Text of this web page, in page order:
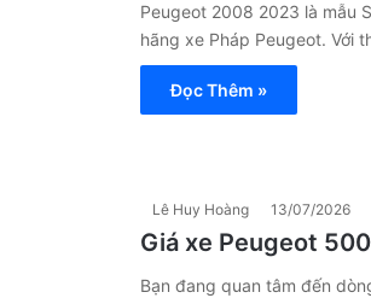
Peugeot 2008 2023 là mẫu
hãng xe Pháp Peugeot. Với
Đọc Thêm »
Lê Huy Hoàng 13/07/2026
Giá xe Peugeot
Bạn đang quan tâm đến